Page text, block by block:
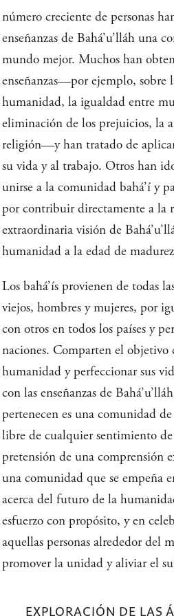
número creciente de personas
enseñanzas de Bahá’u’lláh una
mundo mejor. Muchos han
enseñanzas—por ejemplo, sobre
humanidad, la igualdad entre
eliminación de los prejuicios, la
religión—y han tratado de
su vida y al trabajo. Otros han
unirse a la comunidad bahá’í y
por contribuir directamente a la
extraordinaria visión de
humanidad a la edad de
Los bahá’ís provienen de todas
viejos, hombres y mujeres, por
con otros en todos los países y
naciones. Comparten el objetivo
humanidad y perfeccionar sus
con las enseñanzas de
pertenecen es una comunidad
libre de cualquier sentimiento
pretensión de una comprensión
una comunidad que se empeña
acerca del futuro de la
esfuerzo con propósito, y en
aquellas personas alrededor del
promover la unidad y aliviar el
EXPLORACIÓN DE LAS